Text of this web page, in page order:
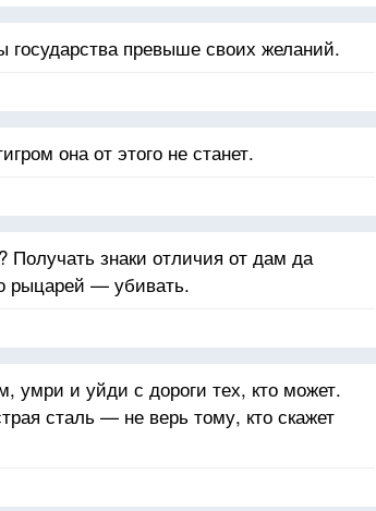
превыше своих желаний.
она от этого не станет.
знаки отличия от дам да
рыцарей — убивать.
и уйди с дороги тех, кто может.
сталь — не верь тому, кто скажет